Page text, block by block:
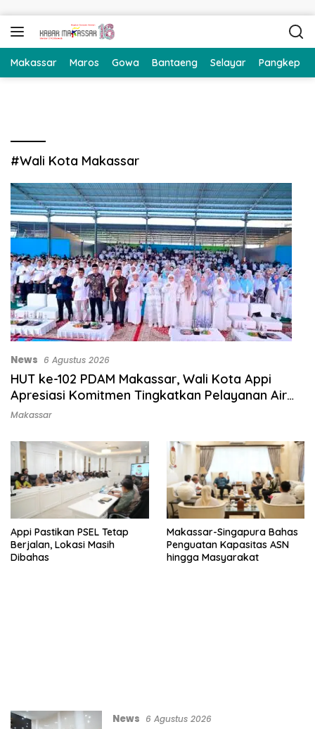
Makassar Maros Gowa Bantaeng Selayar Pangkep
#Wali Kota Makassar
News 6 Agustus 2026
HUT ke-102 PDAM Makassar, Wali Kota Appi
Apresiasi Komitmen Tingkatkan Pelayanan Air
Bersih
Makassar
Appi Pastikan PSEL Tetap
Berjalan, Lokasi Masih
Dibahas
Makassar-Singapura Bahas
Penguatan Kapasitas ASN
hingga Masyarakat
News 6 Agustus 2026